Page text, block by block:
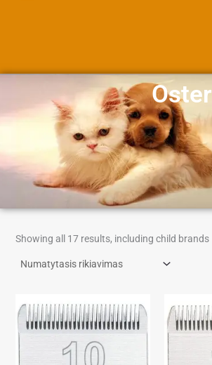
Oster
Showing all 17 results, including child brands